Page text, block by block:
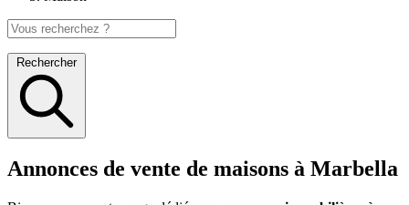
Rechercher
Annonces de vente de maisons à Marbella